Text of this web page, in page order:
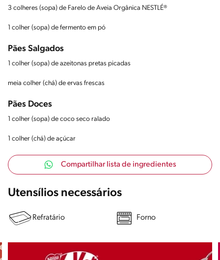
3 colheres (sopa) de Farelo de Aveia Orgânica NESTLÉ®
1 colher (sopa) de fermento em pó
Pães Salgados
1 colher (sopa) de azeitonas pretas picadas
meia colher (chá) de ervas frescas
Pães Doces
1 colher (sopa) de coco seco ralado
1 colher (chá) de açúcar
Compartilhar lista de ingredientes
Utensílios necessários
Refratário Forno